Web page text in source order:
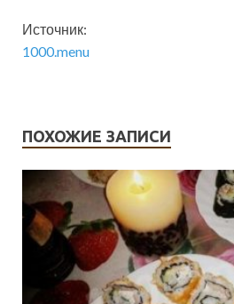
Источник:
1000.menu
ПОХОЖИЕ ЗАПИСИ